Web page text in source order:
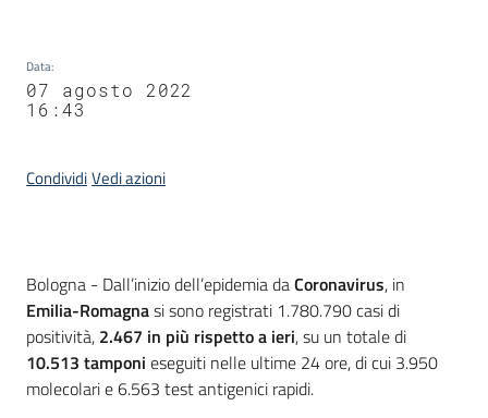
Data:
07 agosto 2022
16:43
CondividiVedi azioni
Contenuto
Bologna - Dall’inizio dell’epidemia daCoronavirus, in
Emilia-Romagnasi sono registrati 1.780.790 casi di
positività, 2.467 in più rispetto a ieri, su un totale di
10.513 tamponi eseguiti nelle ultime 24 ore, di cui 3.950
molecolari e 6.563 test antigenici rapidi.